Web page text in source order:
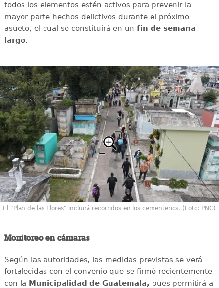
todos los elementos estén activos para prevenir la
mayor parte hechos delictivos durante el próximo
asueto, el cual se constituirá en un fin de semana
largo.
El "Plan de las Flores" incluirá recorridos en los cementerios. (Foto: PNC)
Monitoreo en cámaras
Según las autoridades, las medidas previstas se verá
fortalecidas con el convenio que se firmó recientemente
con la Municipalidad de Guatemala, pues permitirá a